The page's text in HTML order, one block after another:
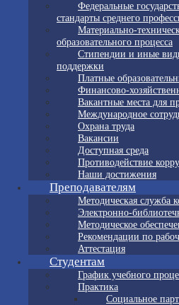
Федеральные
стандарты среднего
Материально-
образовательного процесса
Стипендии и иные
поддержки
Платные
Финансово-
Вакантные места для
Международное
Охрана труда
Вакансии
Доступная среда
Противодействие
Наши достижения
Преподавателям
Методическая служба
Электронно-
Методическое
Рекомендации по
Аттестация
Студентам
График учебного
Практика
Социальное